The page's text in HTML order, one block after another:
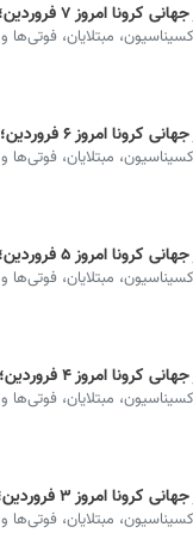
۷ فروردین؛ ۴ فوتی و ۱۰۰۰ ابتلای جدید
مبتلایان،
۶ فروردین؛ ۳ فوتی و یک هزار ابتلای جدید
مبتلایان،
۵ فروردین؛ ۸ فوتی و یک هزار ابتلای جدید
مبتلایان، فوتی‌ها
۴ فروردین؛ ۶ فوتی و ۲ هزار ابتلای جدید
مبتلایان، فوتی‌ها
۳ فروردین؛ ۲۳ فوتی و ۳ هزار ابتلای جدید
مبتلایان،